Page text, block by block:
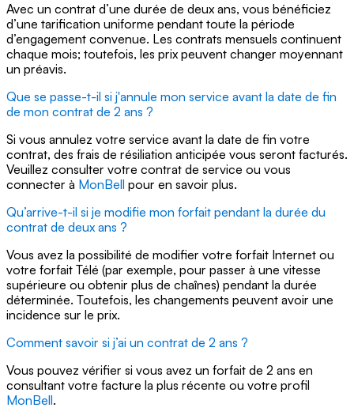
Avec un contrat d’une durée de deux ans, vous bénéficiez
d’une tarification uniforme pendant toute la période
d’engagement convenue. Les contrats mensuels continuent
chaque mois; toutefois, les prix peuvent changer moyennant
un préavis.
Que se passe-t-il si j'annule mon service avant la date de fin
de mon contrat de 2 ans ?
Si vous annulez votre service avant la date de fin votre
contrat, des frais de résiliation anticipée vous seront facturés.
Veuillez consulter votre contrat de service ou vous
connecter à MonBell pour en savoir plus.
Qu’arrive-t-il si je modifie mon forfait pendant la durée du
contrat de deux ans ?
Vous avez la possibilité de modifier votre forfait Internet ou
votre forfait Télé (par exemple, pour passer à une vitesse
supérieure ou obtenir plus de chaînes) pendant la durée
déterminée. Toutefois, les changements peuvent avoir une
incidence sur le prix.
Comment savoir si j’ai un contrat de 2 ans ?
Vous pouvez vérifier si vous avez un forfait de 2 ans en
consultant votre facture la plus récente ou votre profil
MonBell.